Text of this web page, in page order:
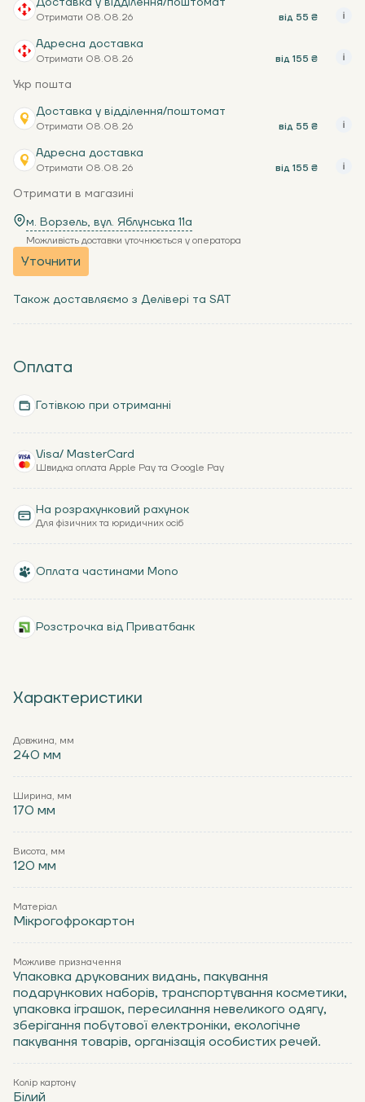
Характеристики
Довжина, мм
240 мм
Ширина, мм
170 мм
Висота, мм
120 мм
Матеріал
Мікрогофрокартон
Можливе призначення
Упаковка друкованих видань, пакування
подарункових наборів, транспортування косметики,
упаковка іграшок, пересилання невеликого одягу,
зберігання побутової електроніки, екологічне
пакування товарів, організація особистих речей.
Колір картону
Білий
Отримати 08.08.26 від 55 ₴
Адресна доставка
Отримати 08.08.26 від 155 ₴
Укр пошта
Доставка у відділення/поштомат
Отримати 08.08.26 від 55 ₴
Адресна доставка
Отримати 08.08.26 від 155 ₴
Отримати в магазині
м. Ворзель, вул. Яблунська 11a
Можливість доставки уточнюється у оператора
Уточнити
Також доставляємо з Делівері та SAT
Оплата
Готівкою при отриманні
Visa/ MasterCard
Швидка оплата Apple Pay та Google Pay
На розрахунковий рахунок
Для фізичних та юридичних осіб
Оплата частинами Mono
Розстрочка від Приватбанк